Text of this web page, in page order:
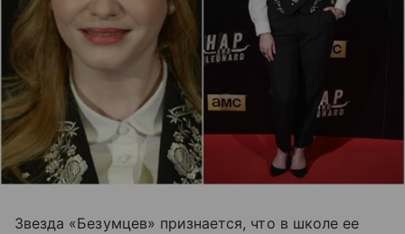
Звезда «Безумцев» признается, что в школе ее